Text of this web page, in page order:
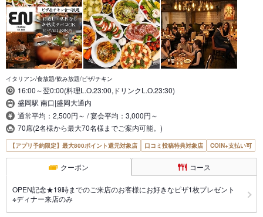
イタリアン/食放題/飲み放題/ピザ/チキン
16:00～翌0:00(料理L.O.23:00,ドリンクL.O.23:30)
盛岡駅 南口|盛岡大通内
通常平均：2,500円～ / 宴会平均：3,000円～
70席(2名様から最大70名様までご案内可能。)
【アプリ予約限定】最大800ポイント還元対象店 口コミ投稿特典対象店 COIN+支払い可
クーポン コース
OPEN記念★19時までのご来店のお客様にお好きなピザ1枚プレゼント
※ディナー来店のみ